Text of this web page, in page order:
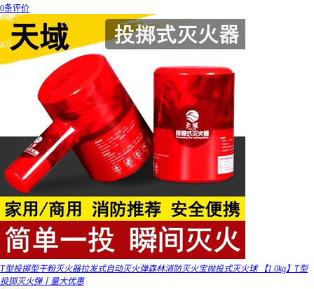
0条评价
T型投掷型干粉灭火器拉发式自动灭火弹森林消防灭火宝抛投式灭火球 【1.0kg】T型
投掷灭火弹丨量大优惠